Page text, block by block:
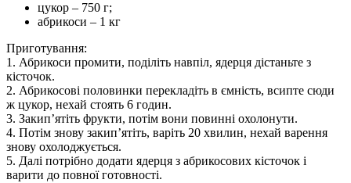
цукор – 750 г;
абрикоси – 1 кг
Приготування:
1. Абрикоси промити, поділіть навпіл, ядерця дістаньте з
кісточок.
2. Абрикосові половинки перекладіть в ємність, всипте сюди
ж цукор, нехай стоять 6 годин.
3. Закип’ятіть фрукти, потім вони повинні охолонути.
4. Потім знову закип’ятіть, варіть 20 хвилин, нехай варення
знову охолоджується.
5. Далі потрібно додати ядерця з абрикосових кісточок і
варити до повної готовності.